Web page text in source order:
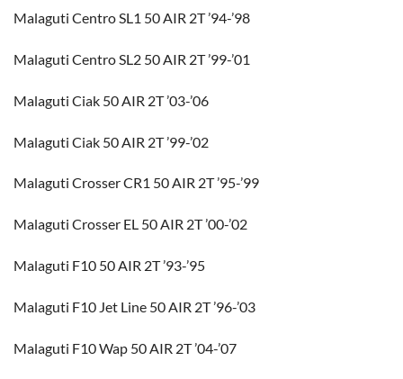
Malaguti Centro SL1 50 AIR 2T ’94-’98
Malaguti Centro SL2 50 AIR 2T ’99-’01
Malaguti Ciak 50 AIR 2T ’03-’06
Malaguti Ciak 50 AIR 2T ’99-’02
Malaguti Crosser CR1 50 AIR 2T ’95-’99
Malaguti Crosser EL 50 AIR 2T ’00-’02
Malaguti F10 50 AIR 2T ’93-’95
Malaguti F10 Jet Line 50 AIR 2T ’96-’03
Malaguti F10 Wap 50 AIR 2T ’04-’07